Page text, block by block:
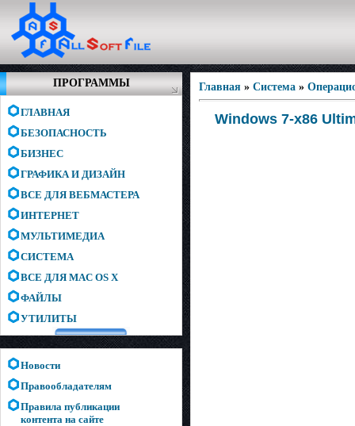
ПРОГРАММЫ
ГЛАВНАЯ
БЕЗОПАСНОСТЬ
БИЗНЕС
ГРАФИКА И ДИЗАЙН
ВСЕ ДЛЯ ВЕБМАСТЕРА
ИНТЕРНЕТ
МУЛЬТИМЕДИА
СИСТЕМА
ВСЕ ДЛЯ MAC OS X
ФАЙЛЫ
УТИЛИТЫ
Новости
Правообладателям
Правила публикации
контента на сайте
Главная » Система »
Windows 7-x86